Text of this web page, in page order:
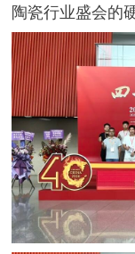
陶瓷行业盛会的